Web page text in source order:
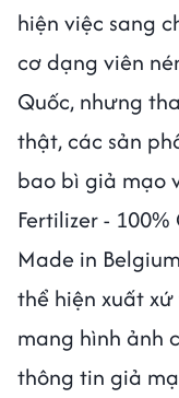
hiện việc sang
cơ dạng viên
Quốc, nhưng
thật, các sản
bao bì giả mạo
Fertilizer -
Made in
thể hiện xuất
mang hình ảnh
thông tin giả